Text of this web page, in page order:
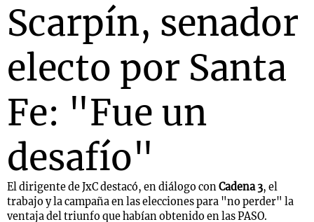
Scarpín, senador
electo por Santa
Fe: "Fue un
desafío"
El dirigente de JxC destacó, en diálogo conCadena 3, el
trabajo y la campaña en las elecciones para "no perder" la
ventaja del triunfo que habían obtenido en las PASO.